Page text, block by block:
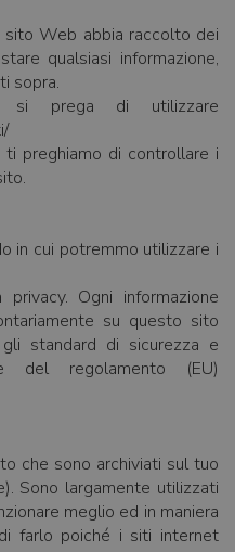
Web abbia raccolto dei
qualsiasi informazione,
sopra.
si prega di utilizzare
preghiamo di controllare i
in cui potremmo utilizzare i
Ogni informazione
su questo sito
standard di sicurezza e
del regolamento (EU)
che sono archiviati sul tuo
Sono largamente utilizzati
meglio ed in maniera
farlo poiché i siti internet